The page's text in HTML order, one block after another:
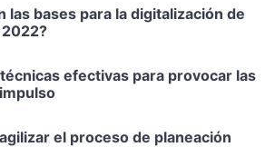
las bases para la digitalización de
efectivas para provocar las
el proceso de planeación